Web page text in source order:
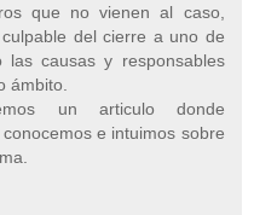
que no vienen al caso,
del cierre a uno de
las causas y responsables
ámbito.
un articulo donde
e intuimos sobre